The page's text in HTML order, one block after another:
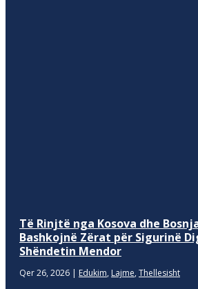
Të Rinjtë nga Kosova dhe
Bashkojnë Zërat për Sigurinë
Shëndetin Mendor
Qer 26, 2026 | Edukim, Lajme, Thellesisht